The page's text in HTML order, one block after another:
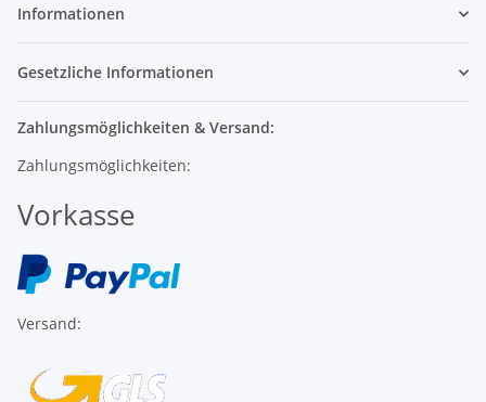
Informationen
Gesetzliche Informationen
Zahlungsmöglichkeiten & Versand:
Zahlungsmöglichkeiten:
Vorkasse
Versand: